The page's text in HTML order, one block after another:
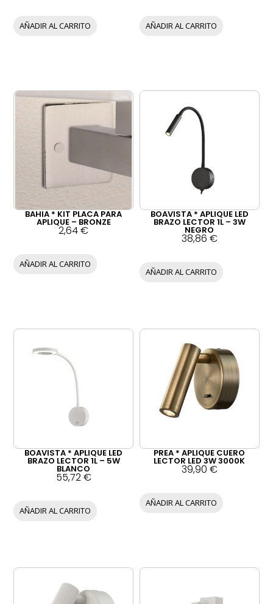
AÑADIR AL CARRITO AÑADIR AL CARRITO
BAHIA * KIT PLACA PARA
APLIQUE – BRONZE
2,64€
AÑADIR AL CARRITO
BOAVISTA * APLIQUE LED
BRAZO LECTOR 1L – 3W
NEGRO
38,86 €
AÑADIR AL CARRITO
BOAVISTA * APLIQUE LED
BRAZO LECTOR 1L – 5W
BLANCO
55,72€
AÑADIR AL CARRITO
PREA * APLIQUE CUERO
LECTOR LED 3W 3000K
39,90 €
AÑADIR AL CARRITO